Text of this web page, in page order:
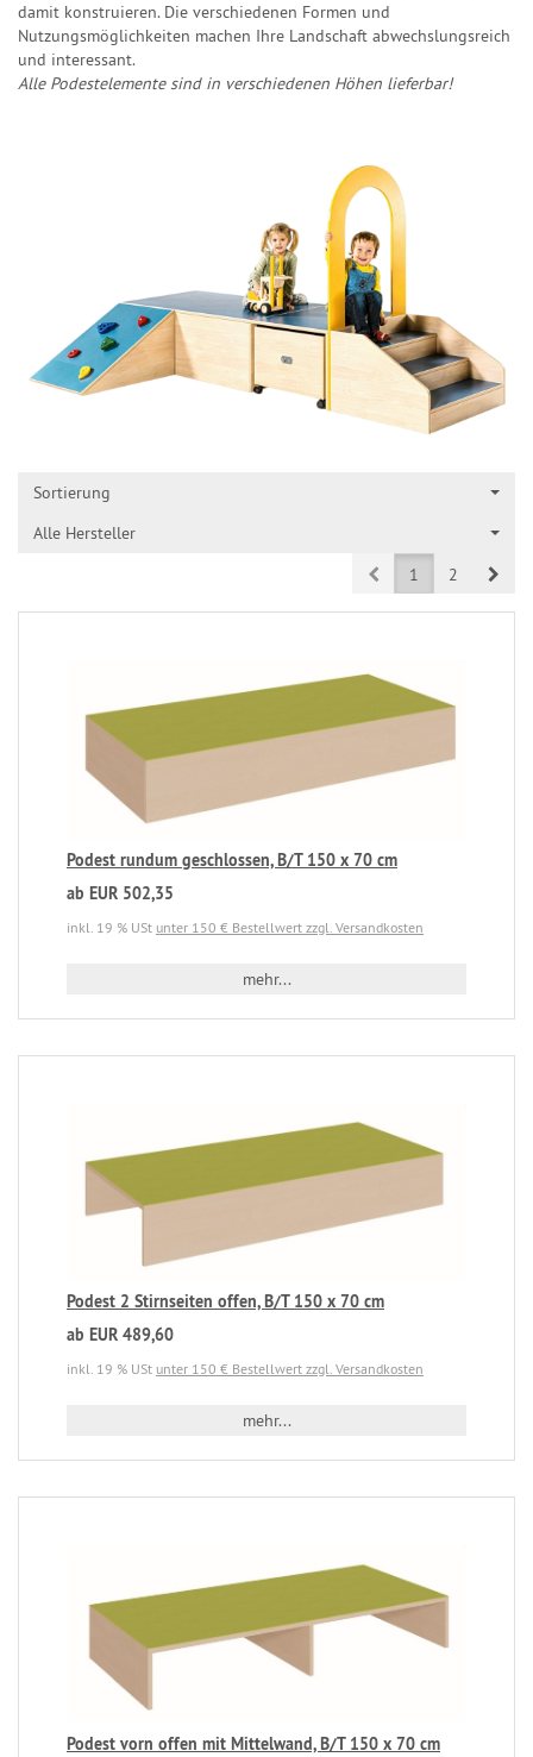
damit konstruieren. Die verschiedenen Formen und
Nutzungsmöglichkeiten machen Ihre Landschaft abwechslungsreich
und interessant.
Alle Podestelemente sind in verschiedenen Höhen lieferbar!
Sortierung
Alle Hersteller
1 2
Podest rundum geschlossen, B/T 150 x 70 cm
ab EUR 502,35
inkl. 19 % USt unter 150 € Bestellwert zzgl. Versandkosten
mehr...
Podest 2 Stirnseiten offen, B/T 150 x 70 cm
ab EUR 489,60
inkl. 19 % USt unter 150 € Bestellwert zzgl. Versandkosten
mehr...
Podest vorn offen mit Mittelwand, B/T 150 x 70 cm